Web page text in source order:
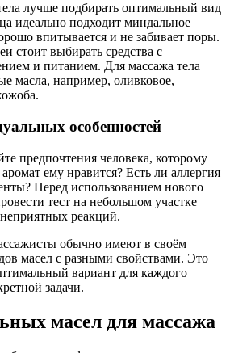
лучше подбирать оптимальный вид
идеально подходит миндальное
впитывается и не забивает поры.
стоит выбирать средства с
и питанием. Для массажа тела
масла, например, оливковое,
особенностей
предпочтения человека, которому
ему нравится? Есть ли аллергия
Перед использованием нового
тест на небольшом участке
реакций.
обычно имеют в своём
масел с разными свойствами. Это
вариант для каждого
задачи.
масел для массажа